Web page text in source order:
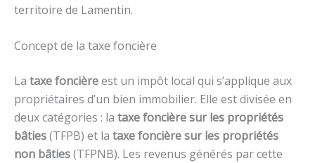
territoire de Lamentin.
Concept de la taxe foncière
La taxe foncièreest un impôt local qui s’applique aux
propriétaires d’un bien immobilier. Elle est divisée en
deux catégories : la taxe foncière sur les propriétés
bâties(TFPB) et la taxe foncière sur les propriétés
non bâties(TFPNB). Les revenus générés par cette